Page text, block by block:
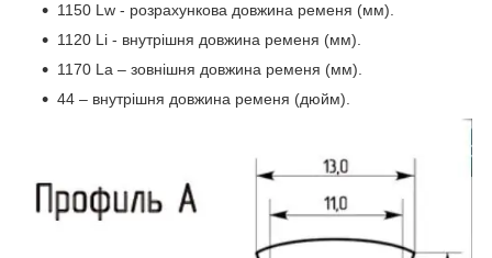
1150 Lw - розрахункова довжина ременя (мм).
1120 Li - внутрішня довжина ременя (мм).
1170 La – зовнішня довжина ременя (мм).
44 – внутрішня довжина ременя (дюйм).